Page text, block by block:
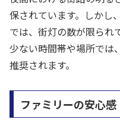
保されています。しかし
では、街灯の数が限られ
少ない時間帯や場所では
推奨されます。
ファミリーの安心感